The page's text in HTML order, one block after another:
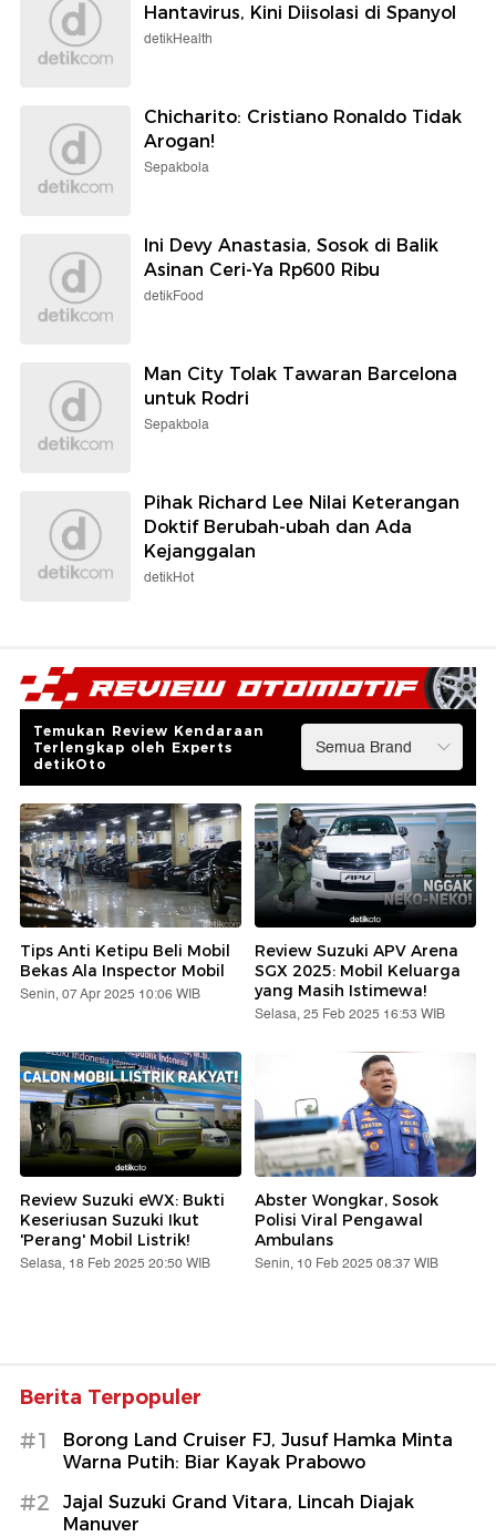
Hantavirus, Kini Diisolasi di Spanyol
detikHealth
Chicharito: Cristiano Ronaldo Tidak
Arogan!
Sepakbola
Ini Devy Anastasia, Sosok di Balik
Asinan Ceri-Ya Rp600 Ribu
detikFood
Man City Tolak Tawaran Barcelona
untuk Rodri
Sepakbola
Pihak Richard Lee Nilai Keterangan
Doktif Berubah-ubah dan Ada
Kejanggalan
detikHot
Temukan Review Kendaraan
Terlengkap oleh Experts
detikOto
Tips Anti Ketipu Beli Mobil
Bekas Ala Inspector Mobil
Senin, 07 Apr 2025 10:06 WIB
Review Suzuki APV Arena
SGX 2025: Mobil Keluarga
yang Masih Istimewa!
Selasa, 25 Feb 2025 16:53 WIB
Review Suzuki eWX: Bukti
Keseriusan Suzuki Ikut
'Perang' Mobil Listrik!
Selasa, 18 Feb 2025 20:50 WIB
Abster Wongkar, Sosok
Polisi Viral Pengawal
Ambulans
Senin, 10 Feb 2025 08:37 WIB
Berita Terpopuler
#1
Borong Land Cruiser FJ, Jusuf Hamka Minta
Warna Putih: Biar Kayak Prabowo
#2
Jajal Suzuki Grand Vitara, Lincah Diajak
Manuver